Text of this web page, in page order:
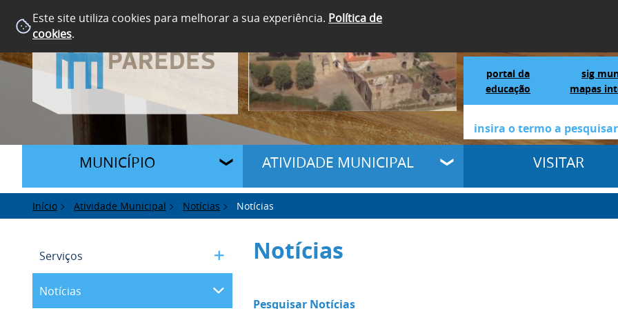
Este site utiliza cookies para melhorar a sua experiência. Política de
cookies.
portal da
educação
sig
mapas
MUNICÍPIO ATIVIDADE MUNICIPAL VISITAR
Início Atividade Municipal Notícias Notícias
Serviços
Notícias
Notícias
Pesquisar Notícias